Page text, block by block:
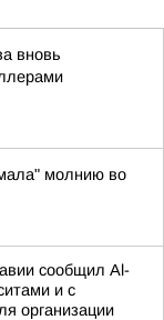
вновь
молнию во
сообщил Al-
и с
организации